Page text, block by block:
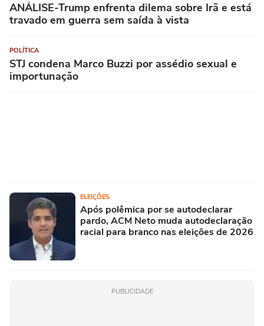
ANÁLISE-Trump enfrenta dilema sobre Irã e está
travado em guerra sem saída à vista
POLÍTICA
STJ condena Marco Buzzi por assédio sexual e
importunação
ELEIÇÕES
Após polêmica por se autodeclarar
pardo, ACM Neto muda autodeclaração
racial para branco nas eleições de 2026
PUBLICIDADE